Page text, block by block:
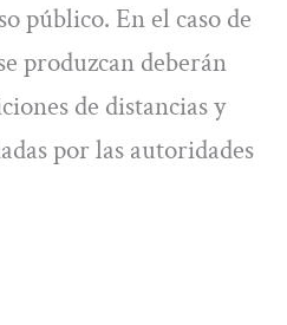
público. En el caso de
produzcan deberán
de distancias y
por las autoridades